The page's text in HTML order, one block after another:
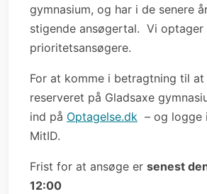
gymnasium, og har i de senere
stigende ansøgertal. Vi
prioritetsansøgere.
For at komme i betragtning til
reserveret på Gladsaxe
ind på Optagelse.dk – og logge
MitID.
Frist for at ansøge er senest
12:00